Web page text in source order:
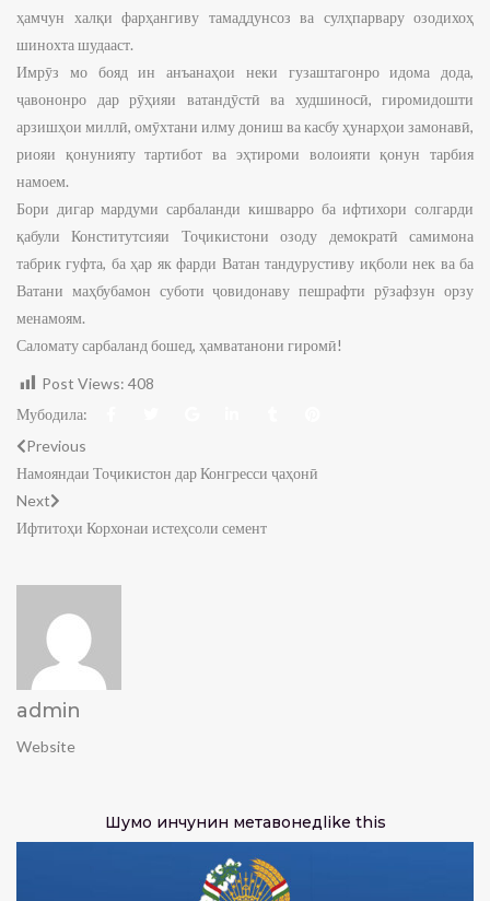
ҳамчун халқи фарҳангиву тамаддунсоз ва сулҳпарвару озодихоҳ
шинохта шудааст.
Имрӯз мо бояд ин анъанаҳои неки гузаштагонро идома дода,
ҷавононро дар рӯҳияи ватандӯстӣ ва худшиносӣ, гиромидошти
арзишҳои миллӣ, омӯхтани илму дониш ва касбу ҳунарҳои замонавӣ,
риояи қонунияту тартибот ва эҳтироми волоияти қонун тарбия
намоем.
Бори дигар мардуми сарбаланди кишварро ба ифтихори солгарди
қабули Конститутсияи Тоҷикистони озоду демократӣ самимона
табрик гуфта, ба ҳар як фарди Ватан тандурустиву иқболи нек ва ба
Ватани маҳбубамон суботи ҷовидонаву пешрафти рӯзафзун орзу
менамоям.
Саломату сарбаланд бошед, ҳамватанони гиромӣ!
Post Views: 408
Мубодила:
Previous
Намояндаи Тоҷикистон дар Конгресси ҷаҳонӣ
Next
Ифтитоҳи Корхонаи истеҳсоли семент
admin
Website
Шумо инчунин метавонедlike this